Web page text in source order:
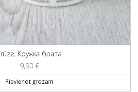
Кружка брата
9,90 €
Pievienot grozam